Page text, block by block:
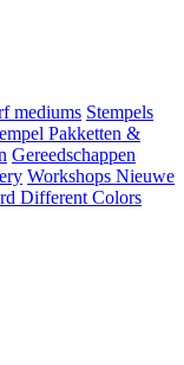
mediums Stempels
Pakketten &
Gereedschappen
Workshops Nieuwe
Different Colors